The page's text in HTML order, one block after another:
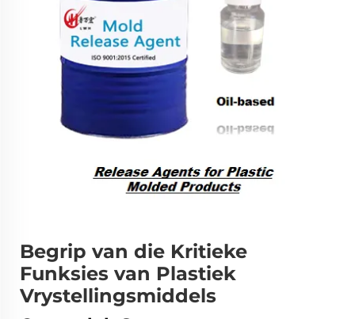
Begrip van die Kritieke
Funksies van Plastiek
Vrystellingsmiddels